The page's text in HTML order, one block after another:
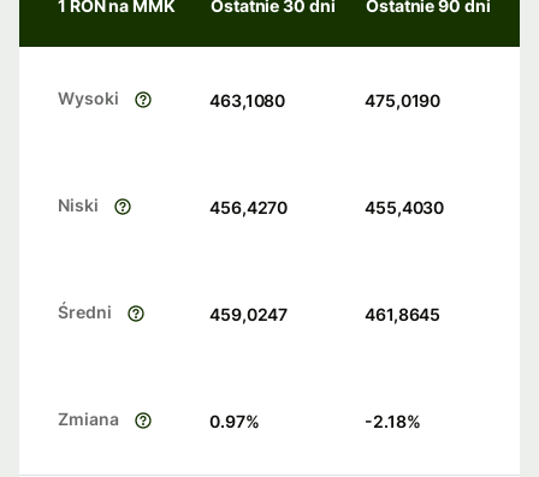
1 RON na MMK Ostatnie 30 dni Ostatnie 90 dni
Wysoki 463,1080 475,0190
Niski 456,4270 455,4030
Średni 459,0247 461,8645
Zmiana 0.97% -2.18%